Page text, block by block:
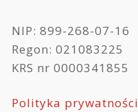
NIP: 899-268-07-16
Regon: 021083225
KRS nr 0000341855
Polityka prywatności